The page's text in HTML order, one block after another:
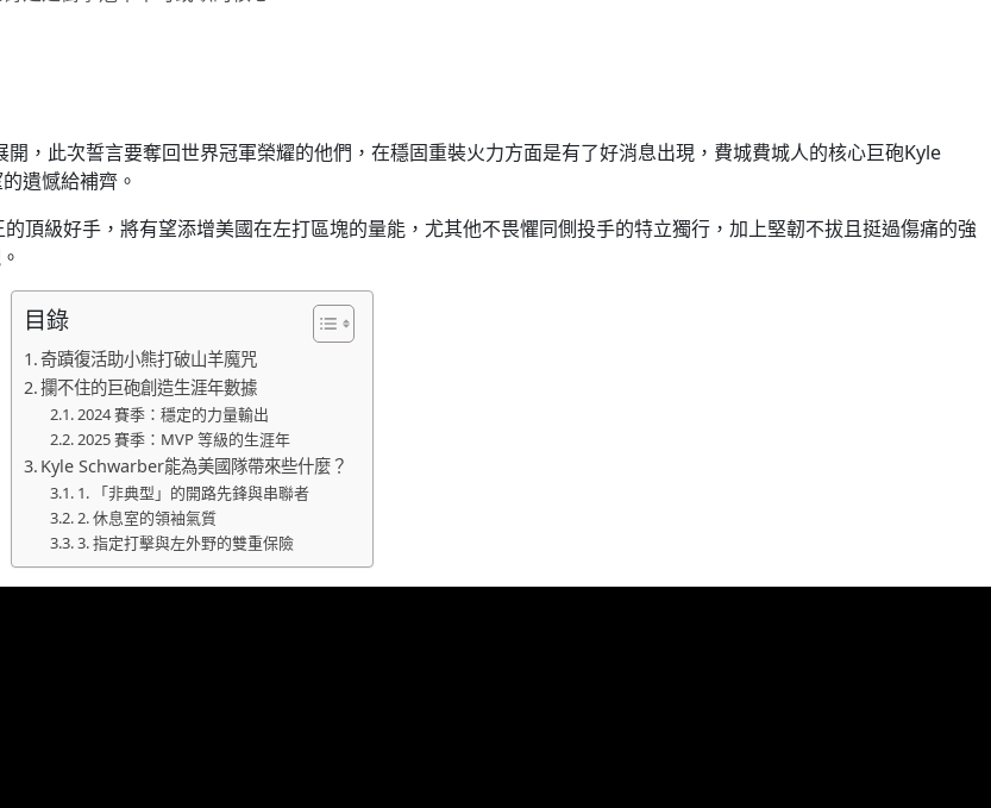
，此次誓言要奪回世界冠軍榮耀的他們，在穩固重裝火力方面是有了好消息出現，費城費城人的核心巨砲Kyle
遺憾給補齊。
頂級好手，將有望添增美國在左打區塊的量能，尤其他不畏懼同側投手的特立獨行，加上堅韌不拔且挺過傷痛的強
目錄
奇蹟復活助小熊打破山羊魔咒
攔不住的巨砲創造生涯年數據
2024 賽季：穩定的力量輸出
2025 賽季：MVP 等級的生涯年
Kyle Schwarber能為美國隊帶來些什麼？
1. 「非典型」的開路先鋒與串聯者
2. 休息室的領袖氣質
3. 指定打擊與左外野的雙重保險